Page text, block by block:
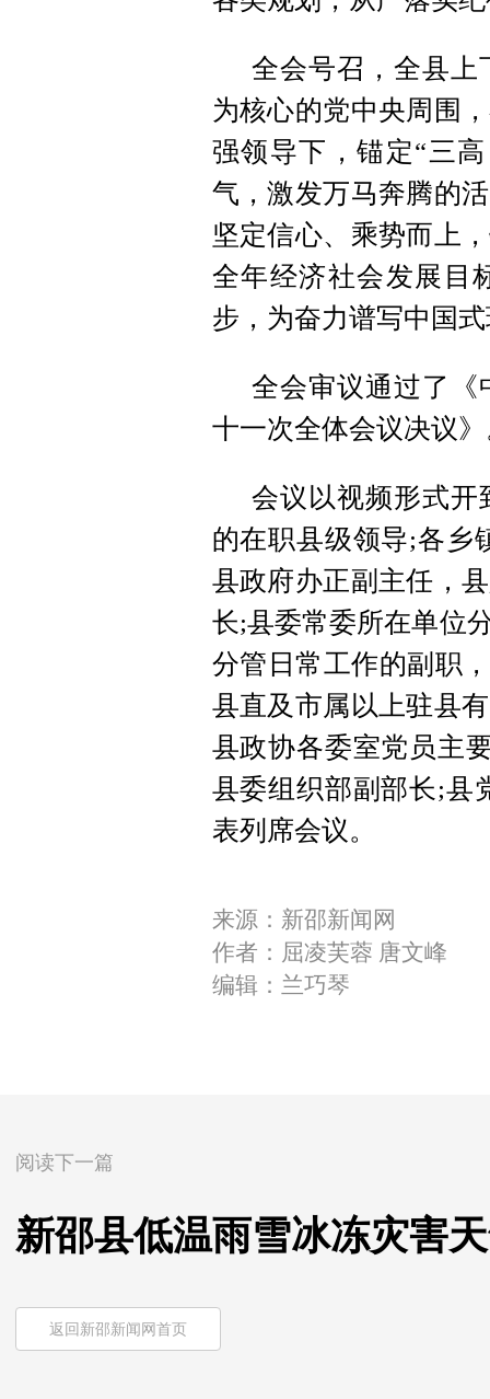
全会号召，全县上
为核心的党中央周围
强领导下，锚定“三
气，激发万马奔腾的
坚定信心、乘势而上
全年经济社会发展目
步，为奋力谱写中国
全会审议通过了《
十一次全体会议决议
会议以视频形式开
的在职县级领导;各乡
县政府办正副主任，
长;县委常委所在单位
分管日常工作的副职
县直及市属以上驻县
县政协各委室党员主
县委组织部副部长;县
表列席会议。
来源：新邵新闻网
作者：屈凌芙蓉 唐文峰
编辑：兰巧琴
阅读下一篇
新邵县低温雨雪冰冻灾害
返回新邵新闻网首页